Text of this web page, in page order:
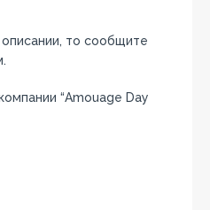
то сообщите
“Amouage Day